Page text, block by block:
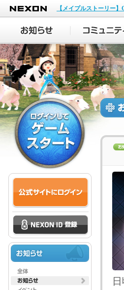
NEXON
【メイプルストーリー